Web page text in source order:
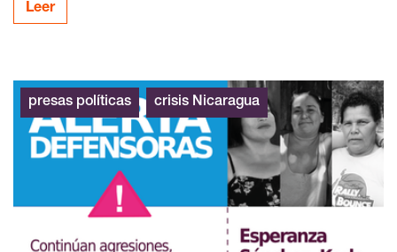
Leer
presas políticas crisis Nicaragua